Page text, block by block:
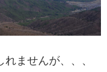
ませんが、、、